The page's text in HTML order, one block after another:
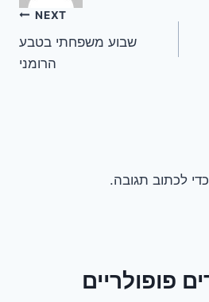
NEXT
שבוע משפחתי בטבע
הרומני
כדי לכתוב תגובה.
פופולריים